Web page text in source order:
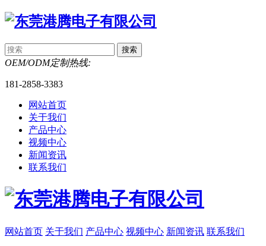
OEM/ODM定制热线:
181-2858-3383
网站首页
关于我们
产品中心
视频中心
新闻资讯
联系我们
网站首页 关于我们 产品中心 视频中心 新闻资讯 联系我们